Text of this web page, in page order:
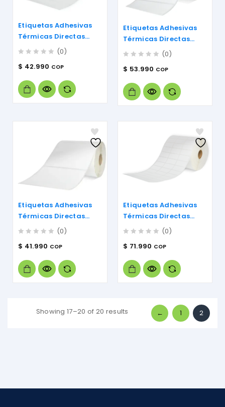
Etiquetas Adhesivas
Térmicas Directas
100mm X 25mm
out
5
(0)
$ 42.990 COP
Etiquetas Adhesivas
Térmicas Directas
100mm X 50mm
out
5
(0)
$ 53.990 COP
Etiquetas Adhesivas
Térmicas Directas
100mm X 80mm
out
5
(0)
$ 41.990 COP
Etiquetas Adhesivas
Térmicas Directas
32mm X 15mm
out
5
(0)
$ 71.990 COP
← 1 2
Showing 17–20 of 20 results
Sorted